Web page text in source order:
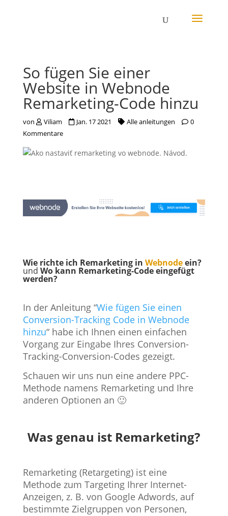
So fügen Sie einer
Website in Webnode
Remarketing-Code hinzu
von Viliam Jan. 17 2021 Alle anleitungen
0
Kommentare
Wie richte ich Remarketing in Webnodeein?
und Wo kann Remarketing-Code eingefügt
werden?
In der Anleitung “Wie fügen Sie einen
Conversion-Tracking Code in Webnode
hinzu“ habe ich Ihnen einen einfachen
Vorgang zur Eingabe Ihres Conversion-
Tracking-Conversion-Codes gezeigt.
Schauen wir uns nun eine andere PPC-
Methode namens Remarketing und Ihre
anderen Optionen an 🙂
Was genau ist Remarketing?
Remarketing (Retargeting) ist eine
Methode zum Targeting Ihrer Internet-
Anzeigen, z. B. von Google Adwords, auf
bestimmte Zielgruppen von Personen,